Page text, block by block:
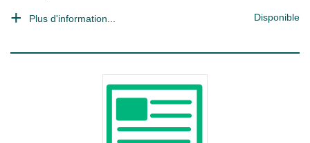
Plus d'information... Disponible